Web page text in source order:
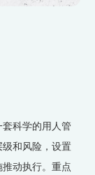
科学的用人管
和风险，设置
动执行。重点